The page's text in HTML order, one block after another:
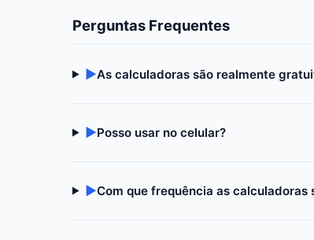
Perguntas Frequentes
▶As calculadoras são realmente
▶Posso usar no celular?
▶Com que frequência as calculadoras